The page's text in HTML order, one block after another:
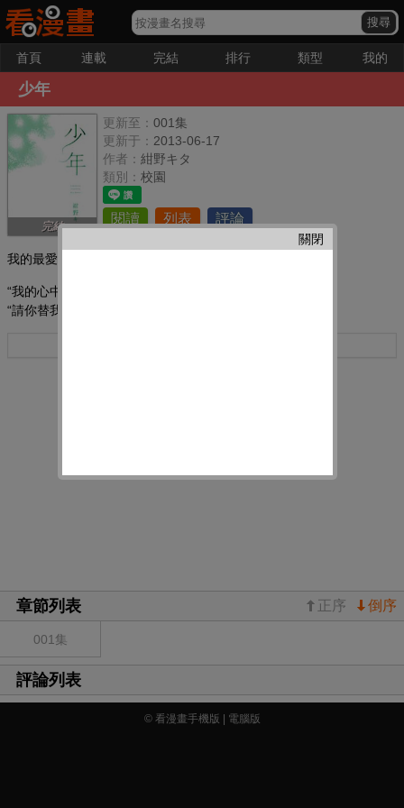
首頁 連載 完結 排行 類型 我的
少年
完結
更新至： 001集
更新于： 2013-06-17
作者： 紺野キタ
類別： 校園
閱讀 列表 評論
我的最愛：
“我的心中住著一位少年,他愛上了你……”
“請你替我拒絕他。”
章節列表 倒序
正序
001集
評論列表
關閉
© 看漫畫手機版 | 電腦版